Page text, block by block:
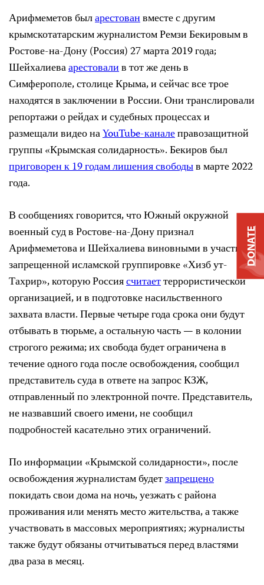
Арифмеметов быларестованвместе с другим
крымскотатарским журналистом Ремзи Бекировым в
Ростове-на-Дону (Россия) 27 марта 2019 года;
Шейхалиеваарестовалив тот же день в
Симферополе, столице Крыма, и сейчас все трое
находятся в заключении в России. Они транслировали
репортажи о рейдах и судебных процессах и
размещали видео наYouTube-каналеправозащитной
группы «Крымская солидарность». Бекиров был
приговорен к 19 годам лишения свободыв марте 2022
года.
В сообщениях говорится, что Южный окружной
военный суд в Ростове-на-Дону признал
Арифмеметова и Шейхалиева виновными в участии в
запрещенной исламской группировке «Хизб ут-
Тахрир», которую Россиясчитаеттеррористической
организацией, и в подготовке насильственного
захвата власти. Первые четыре года срока они будут
отбывать в тюрьме, а остальную часть — в колонии
строгого режима; их свобода будет ограничена в
течение одного года после освобождения, сообщил
представитель суда в ответе на запрос КЗЖ,
отправленный по электронной почте. Представитель,
не назвавший своего имени, не сообщил
подробностей касательно этих ограничений.
По информации «Крымской солидарности», после
освобождения журналистам будетзапрещено
покидать свои дома на ночь, уезжать с района
проживания или менять место жительства, а также
участвовать в массовых мероприятиях; журналисты
также будут обязаны отчитываться перед властями
два раза в месяц.
DONATE